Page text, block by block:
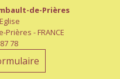
de-Prières
Prières - FRANCE
78